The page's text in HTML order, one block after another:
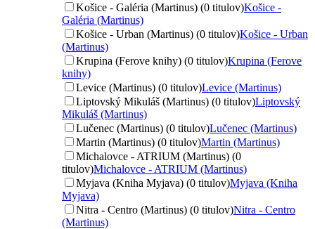
Košice - Galéria (Martinus) (0 titulov)Košice -
Galéria (Martinus)
Košice - Urban (Martinus) (0 titulov)Košice - Urban
(Martinus)
Krupina (Ferove knihy) (0 titulov)Krupina (Ferove
knihy)
Levice (Martinus) (0 titulov)Levice (Martinus)
Liptovský Mikuláš (Martinus) (0 titulov)Liptovský
Mikuláš (Martinus)
Lučenec (Martinus) (0 titulov)Lučenec (Martinus)
Martin (Martinus) (0 titulov)Martin (Martinus)
Michalovce - ATRIUM (Martinus) (0
titulov)Michalovce - ATRIUM (Martinus)
Myjava (Kniha Myjava) (0 titulov)Myjava (Kniha
Myjava)
Nitra - Centro (Martinus) (0 titulov)Nitra - Centro
(Martinus)